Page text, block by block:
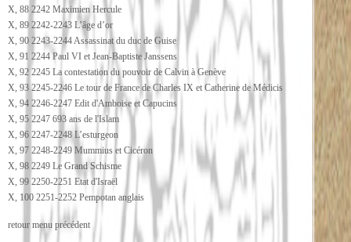
X, 88 2242 Maximien Hercule
X, 89 2242-2243 L’âge d’or
X, 90 2243-2244 Assassinat du duc de Guise
X, 91 2244 Paul VI et Jean-Baptiste Janssens
X, 92 2245 La contestation du pouvoir de Calvin à Genève
X, 93 2245-2246 Le tour de France de Charles IX et Catherine de Médicis
X, 94 2246-2247 Edit d'Amboise et Capucins
X, 95 2247 693 ans de l'Islam
X, 96 2247-2248 L’esturgeon
X, 97 2248-2249 Mummius et Cicéron
X, 98 2249 Le Grand Schisme
X, 99 2250-2251 Etat d'Israël
X, 100 2251-2252 Pempotan anglais
retour menu précédent